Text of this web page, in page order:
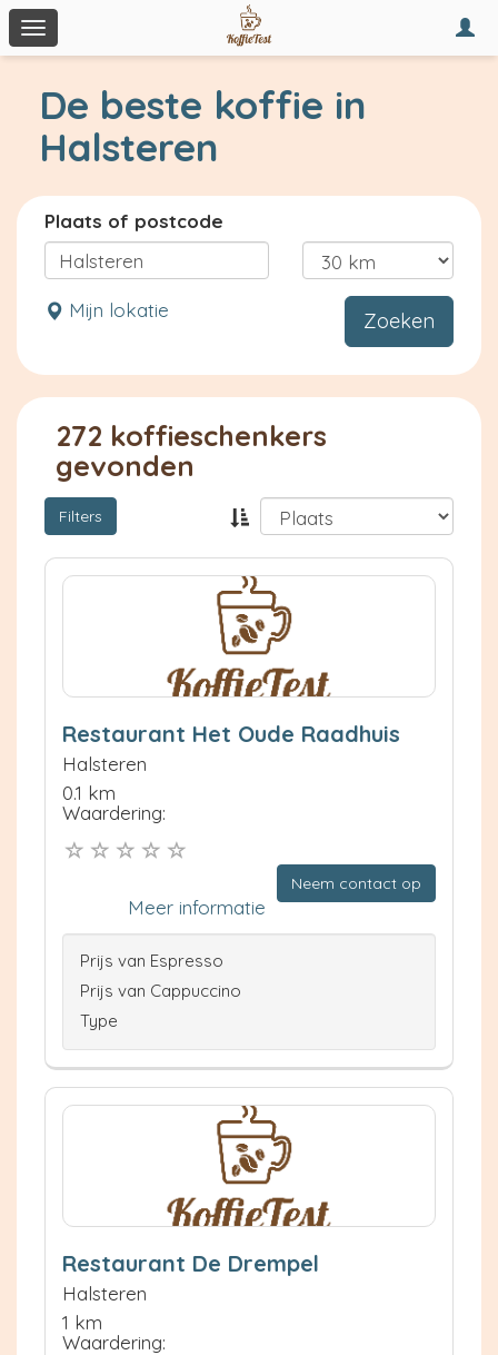
Toggle
navigation
De beste koffie in
Halsteren
Plaats of postcode
Mijn lokatie Zoeken
272 koffieschenkers
gevonden
Filters
Restaurant Het Oude Raadhuis
Halsteren
0.1 km
Waardering:
Neem contact op
Meer informatie
Prijs van Espresso
Prijs van Cappuccino
Type
Restaurant De Drempel
Halsteren
1 km
Waardering: